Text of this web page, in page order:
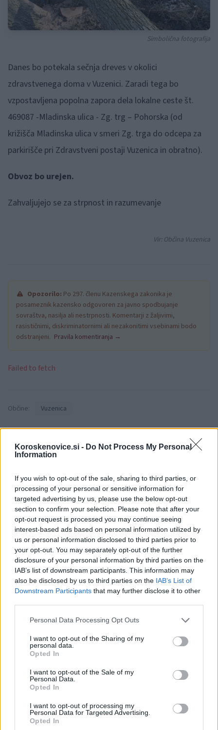
Koroskenovice.si - Do Not Process My Personal
Information
If you wish to opt-out of the sale, sharing to third parties, or
processing of your personal or sensitive information for
targeted advertising by us, please use the below opt-out
section to confirm your selection. Please note that after your
opt-out request is processed you may continue seeing
interest-based ads based on personal information utilized by
us or personal information disclosed to third parties prior to
your opt-out. You may separately opt-out of the further
disclosure of your personal information by third parties on the
IAB’s list of downstream participants. This information may
also be disclosed by us to third parties on the IAB’s List of
Downstream Participants that may further disclose it to other
Please note that this website/app uses one or more Google
not limited to your visit or usage behaviour. You may click to
grant or deny consent to Google and its third-party tags to
use your data for below specified purposes in below Google
consent section.
Personal Data Processing Opt Outs
I want to opt-out of the Sharing of my
personal data.
Opted In
I want to opt-out of the Sale of my
Personal Data.
Opted In
I want to opt-out of processing my
Personal Data for Targeted Advertising.
Opted In
Simbolična fotografija
Danes bo potekala sečnja dreves v okolici
zdravstvenega doma v Vuzenici. Zaradi tega bo
vzpostavljena popolna zapora dela lokalne ceste št.
469087 -Mladinska ulica - Zg. trg – Pohorska (od
križišča Mladinska ulica v smeri Zg. trga do odcepa za
parkirišče pri Zdravstveni postaji Vuzenica in obratno).
Obvoz bo urejen.
Zahvaljujejo se za strpnost in razumevanje
Vir: Občina Vuzenica
Opozorilo: Po 297. členu Kazenskega zakonika je
posameznik kazensko odgovoren za javno spodbujanje
sovraštva, nasilja ali nestrpnosti. Komentarji z žaljivimi,
rasističnimi, diskriminatornimi ali nezakonitimi vsebinami bodo
odstranjeni. Pravila komentiranja →
Failed to fetch
Občine: Vuzenica
sečnja
zd vuzenica
Več iz kraja Vuzenica
Zaradi vremena se današnja
KUC Vuzenica
Freestyle navdušuje s poletno
Od 11. avgusta popolna zapora
ceste Falorn–Sv. Primož
(VIDEO in FOTO) Novo padel
začne